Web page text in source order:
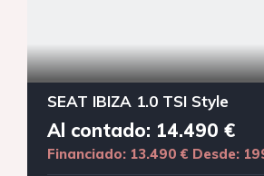
SEAT IBIZA 1.0 TSI Style
Al contado: 14.490 €
Financiado: 13.490 € Desde: